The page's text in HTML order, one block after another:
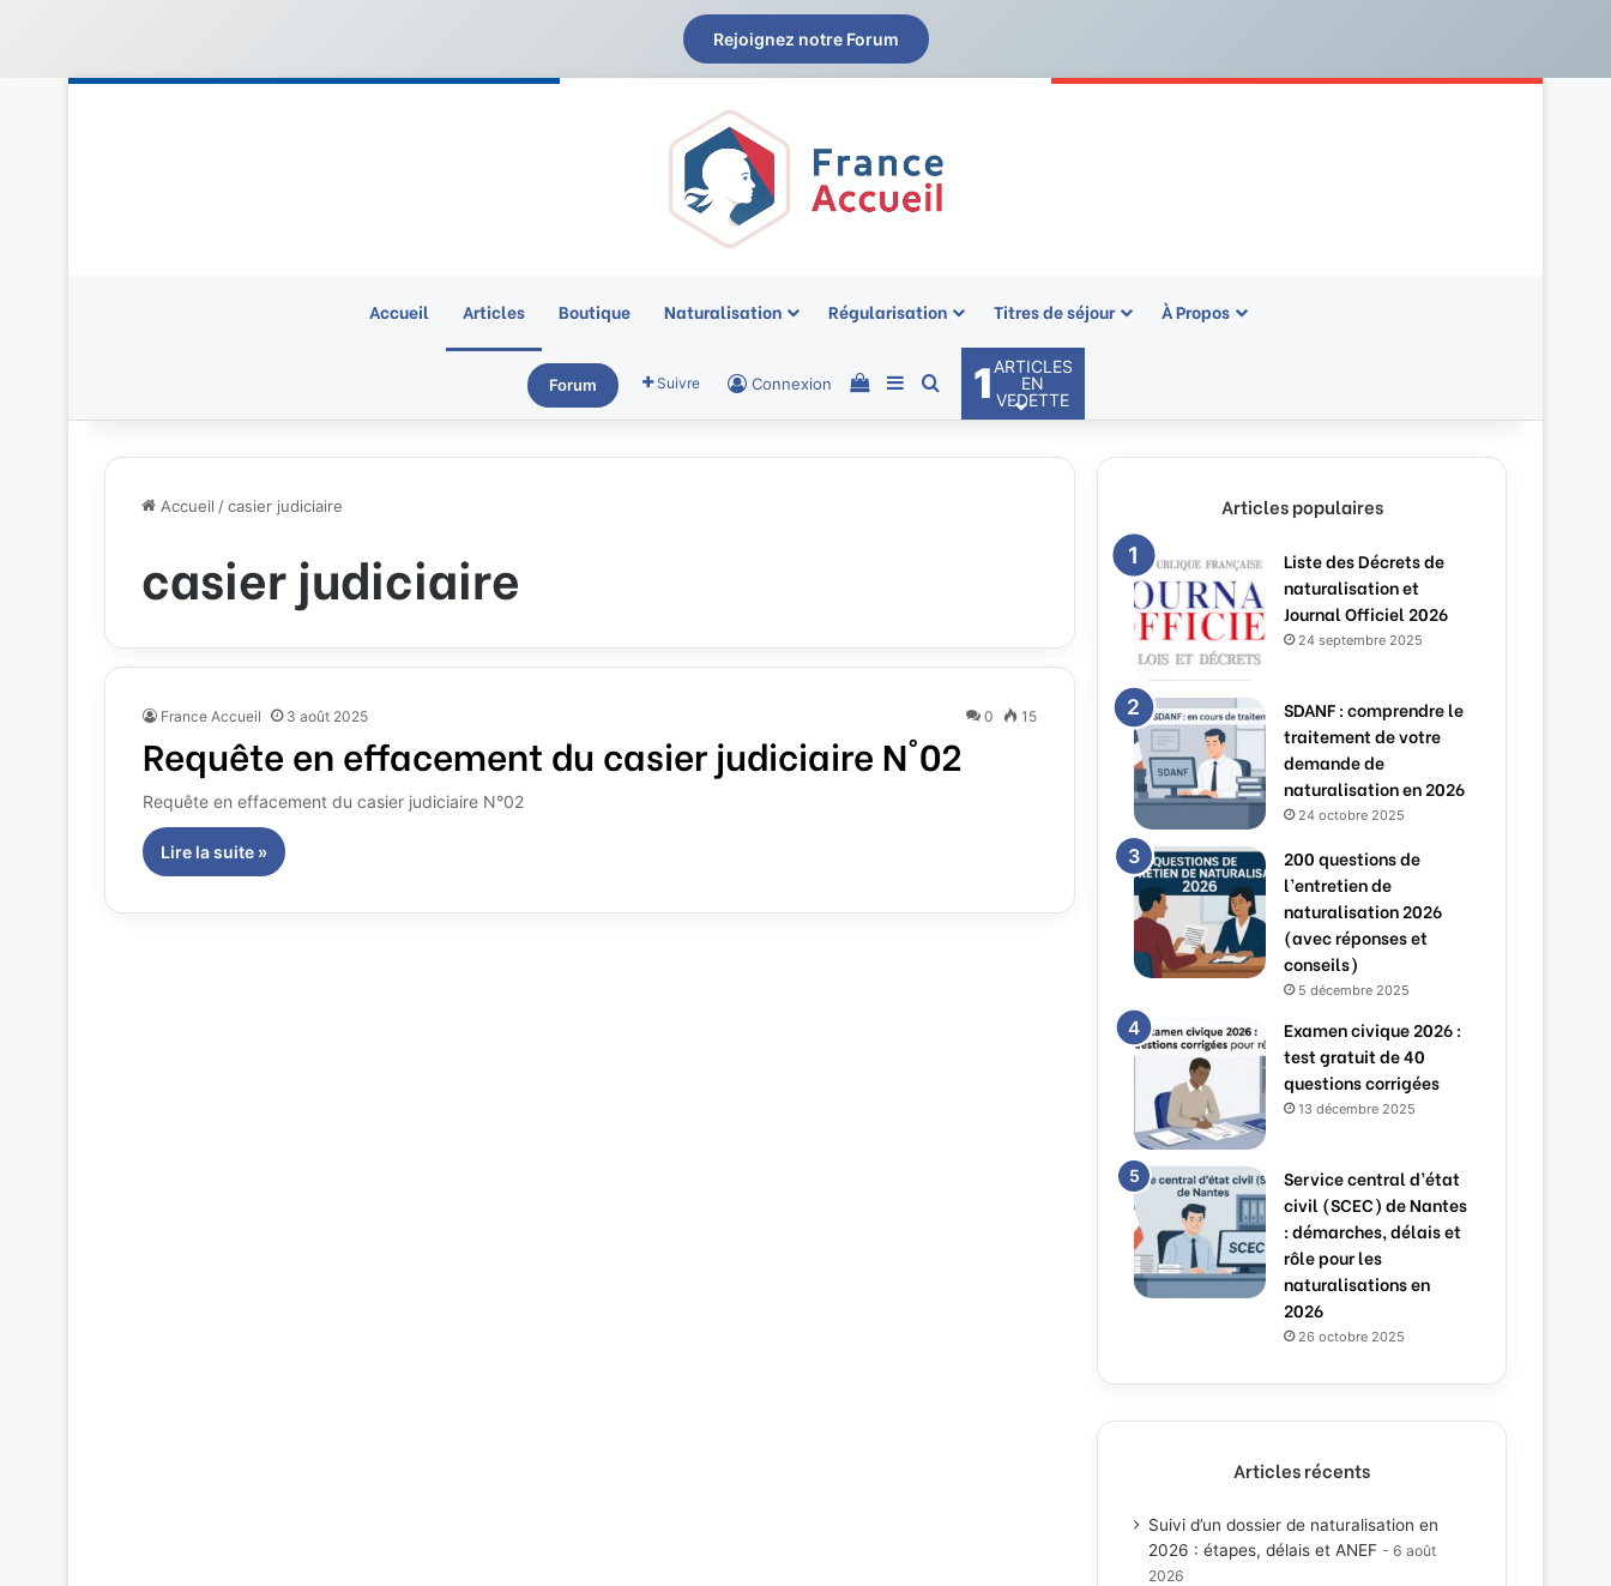
Rejoignez notre Forum
Accueil Articles Boutique Naturalisation Régularisation Titres de séjour À Propos
Forum Suivre Connexion Voir votre panier
Sidebar (barre latérale)
Rechercher
1 ARTICLES
EN
VEDETTE
Accueil /casier judiciaire
casier judiciaire
France Accueil 3 août 2025 0 15
Requête en effacement du casier judiciaire N°02
Requête en effacement du casier judiciaire N°02
Lire la suite »
Articles populaires
Liste des Décrets de
naturalisation et
Journal Officiel 2026
24 septembre 2025
SDANF : comprendre le
traitement de votre
demande de
naturalisation en 2026
24 octobre 2025
200 questions de
l’entretien de
naturalisation 2026
(avec réponses et
conseils)
5 décembre 2025
Examen civique 2026 :
test gratuit de 40
questions corrigées
13 décembre 2025
Service central d’état
civil (SCEC) de Nantes
: démarches, délais et
rôle pour les
naturalisations en
2026
26 octobre 2025
Articles récents
Suivi d’un dossier de naturalisation en
2026 : étapes, délais et ANEF
6 août
2026